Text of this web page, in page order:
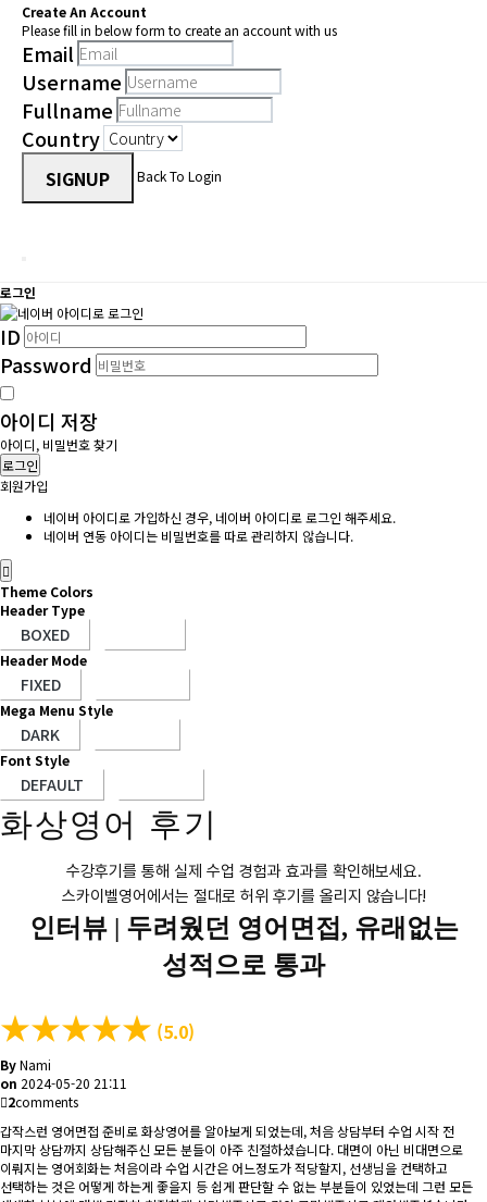
Create An Account
Please fill in below form to create an account with us
Email
Username
Fullname
Country
SIGNUP Back To Login
로그인
ID
Password
아이디 저장
아이디, 비밀번호 찾기
로그인
회원가입
네이버 아이디로 가입하신 경우, 네이버 아이디로 로그인 해주세요.
네이버 연동 아이디는 비밀번호를 따로 관리하지 않습니다.
Theme Colors
Header Type
Header Mode
Mega Menu Style
Font Style
화상영어 후기
수강후기를 통해 실제 수업 경험과 효과를 확인해보세요.
스카이벨영어에서는 절대로 허위 후기를 올리지 않습니다!
인터뷰 | 두려웠던 영어면접, 유래없는
성적으로 통과
★★★★★ (5.0)
ByNami
on 2024-05-20 21:11
2comments
갑작스런 영어면접 준비로 화상영어를 알아보게 되었는데, 처음 상담부터 수업 시작 전
마지막 상담까지 상담해주신 모든 분들이 아주 친절하셨습니다. 대면이 아닌 비대면으로
이뤄지는 영어회화는 처음이라 수업 시간은 어느정도가 적당할지, 선생님을 컨택하고
선택하는 것은 어떻게 하는게 좋을지 등 쉽게 판단할 수 없는 부분들이 있었는데 그런 모든